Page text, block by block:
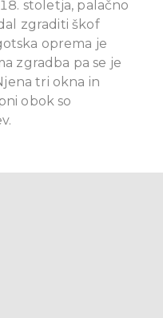
stoletja, palačno
zgraditi škof
oprema je
zgradba pa se je
tri okna in
obok so